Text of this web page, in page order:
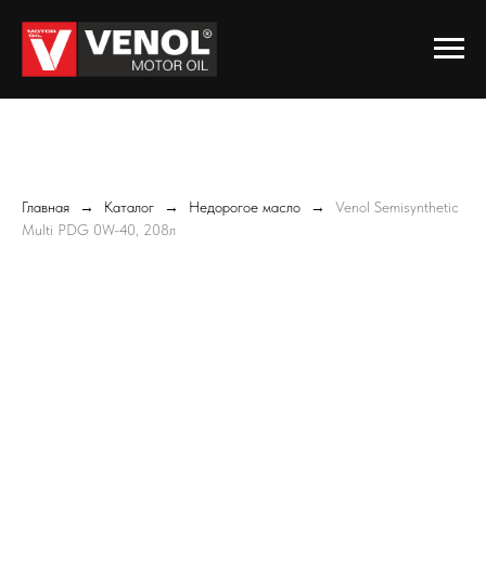
Главная Каталог Недорогое масло
Venol Semisynthetic
Multi PDG 0W-40, 208л